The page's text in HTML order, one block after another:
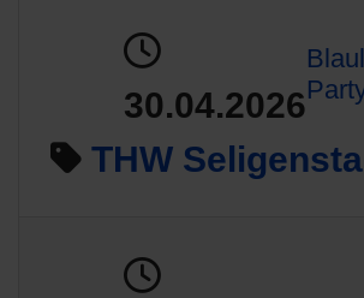
30.04.2026
THW